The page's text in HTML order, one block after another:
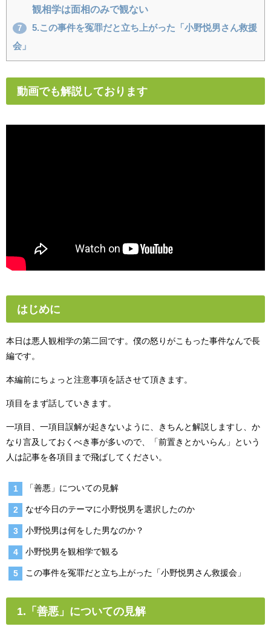
観相学は面相のみで観ない
7
5.この事件を冤罪だと立ち上がった「小野悦男さん救援
会」
動画でも解説しております
はじめに
本日は悪人観相学の第二回です。僕の怒りがこもった事件なんで長
編です。
本編前にちょっと注意事項を話させて頂きます。
項目をまず話していきます。
一項目、一項目誤解が起きないように、きちんと解説しますし、か
なり言及しておくべき事が多いので、「前置きとかいらん」という
人は記事を各項目まで飛ばしてください。
「善悪」についての見解
なぜ今日のテーマに小野悦男を選択したのか
小野悦男は何をした男なのか？
小野悦男を観相学で観る
この事件を冤罪だと立ち上がった「小野悦男さん救援会」
1.「善悪」についての見解